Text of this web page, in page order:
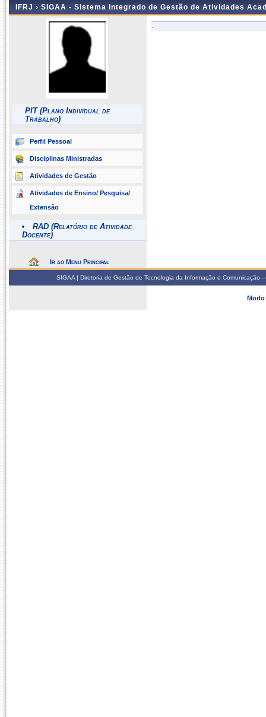
IFRJ › SIGAA - Sistema Integrado de Gestão de Atividades
PIT (Plano Individual de
Trabalho)
Perfil Pessoal
Disciplinas Ministradas
Atividades de Gestão
Atividades de Ensino/ Pesquisa/
Extensão
RAD (Relatório de Atividade
Docente)
Ir ao Menu Principal
-
SIGAA | Diretoria de Gestão de Tecnologia da Informação e
Modo